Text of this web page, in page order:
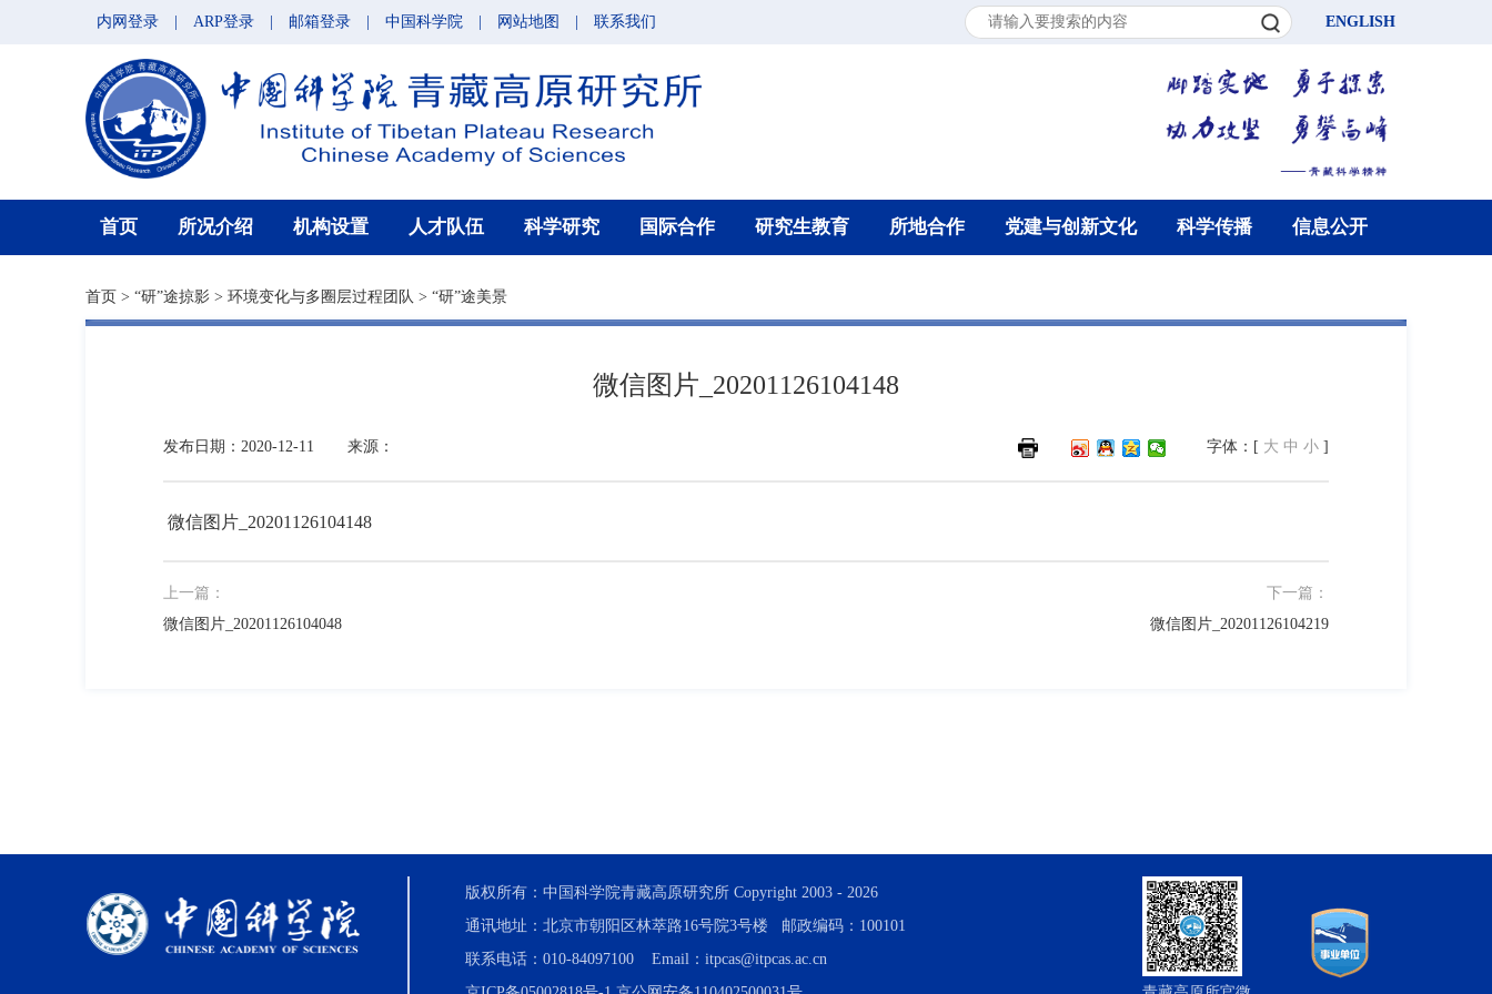
内网登录 ARP登录 邮箱登录 中国科学院 网站地图 联系我们 ENGLISH
首页 所况介绍 机构设置 人才队伍 科学研究 国际合作 研究生教育 所地合作 党建与创新文化 科学传播 信息公开
首页 > “研”途掠影 > 环境变化与多圈层过程团队 > “研”途美景
微信图片_20201126104148
发布日期：2020-12-11 来源： 字体：[ 大 中 小 ]
微信图片_20201126104148
上一篇：
微信图片_20201126104048
下一篇：
微信图片_20201126104219
版权所有：中国科学院青藏高原研究所 Copyright 2003 - 2026
通讯地址：北京市朝阳区林萃路16号院3号楼 邮政编码：100101
联系电话：010-84097100 Email：itpcas@itpcas.ac.cn